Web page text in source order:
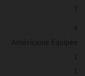
7
4
Américaine Equipée
1
1